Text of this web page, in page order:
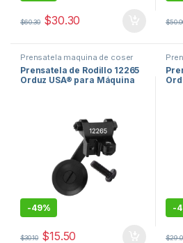
$60.30 $30.30 $
Prensatela maquina de coser
PRESS FOOT , repuestos de
maquinas de coser
Prensatela de Rodillo 12265
Orduz USA® para Máquina
-49%
$30.10 $15.50
-
$